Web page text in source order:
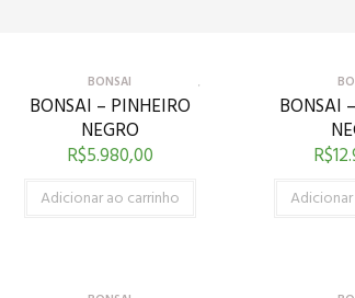
BONSAI
BONSAI – PINHEIRO
NEGRO
R$5.980,00
Adicionar ao carrinho
BONSAI
R$